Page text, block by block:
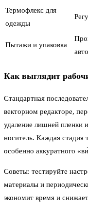
Термофлекс для
одежды
Пытажи и упаковка
Как выглядит
Стандартная
векторном редакторе,
удаление лишней пленки
носитель. Каждая стадия
особенно аккуратного
Советы: тестируйте
материалы и
экономит время и